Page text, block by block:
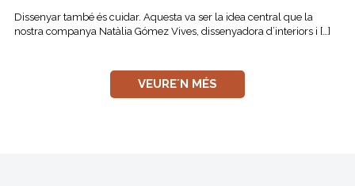
Dissenyar també és cuidar. Aquesta va ser la idea central que la
nostra companya Natàlia Gómez Vives, dissenyadora d’interiors i […]
VEURE´N MÉS